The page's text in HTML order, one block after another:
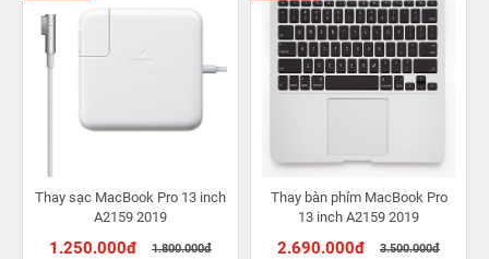
Thay sạc MacBook Pro 13 inch
A2159 2019
1.250.000đ 1.800.000đ
Thay bàn phím MacBook Pro
13 inch A2159 2019
2.690.000đ 3.500.000đ